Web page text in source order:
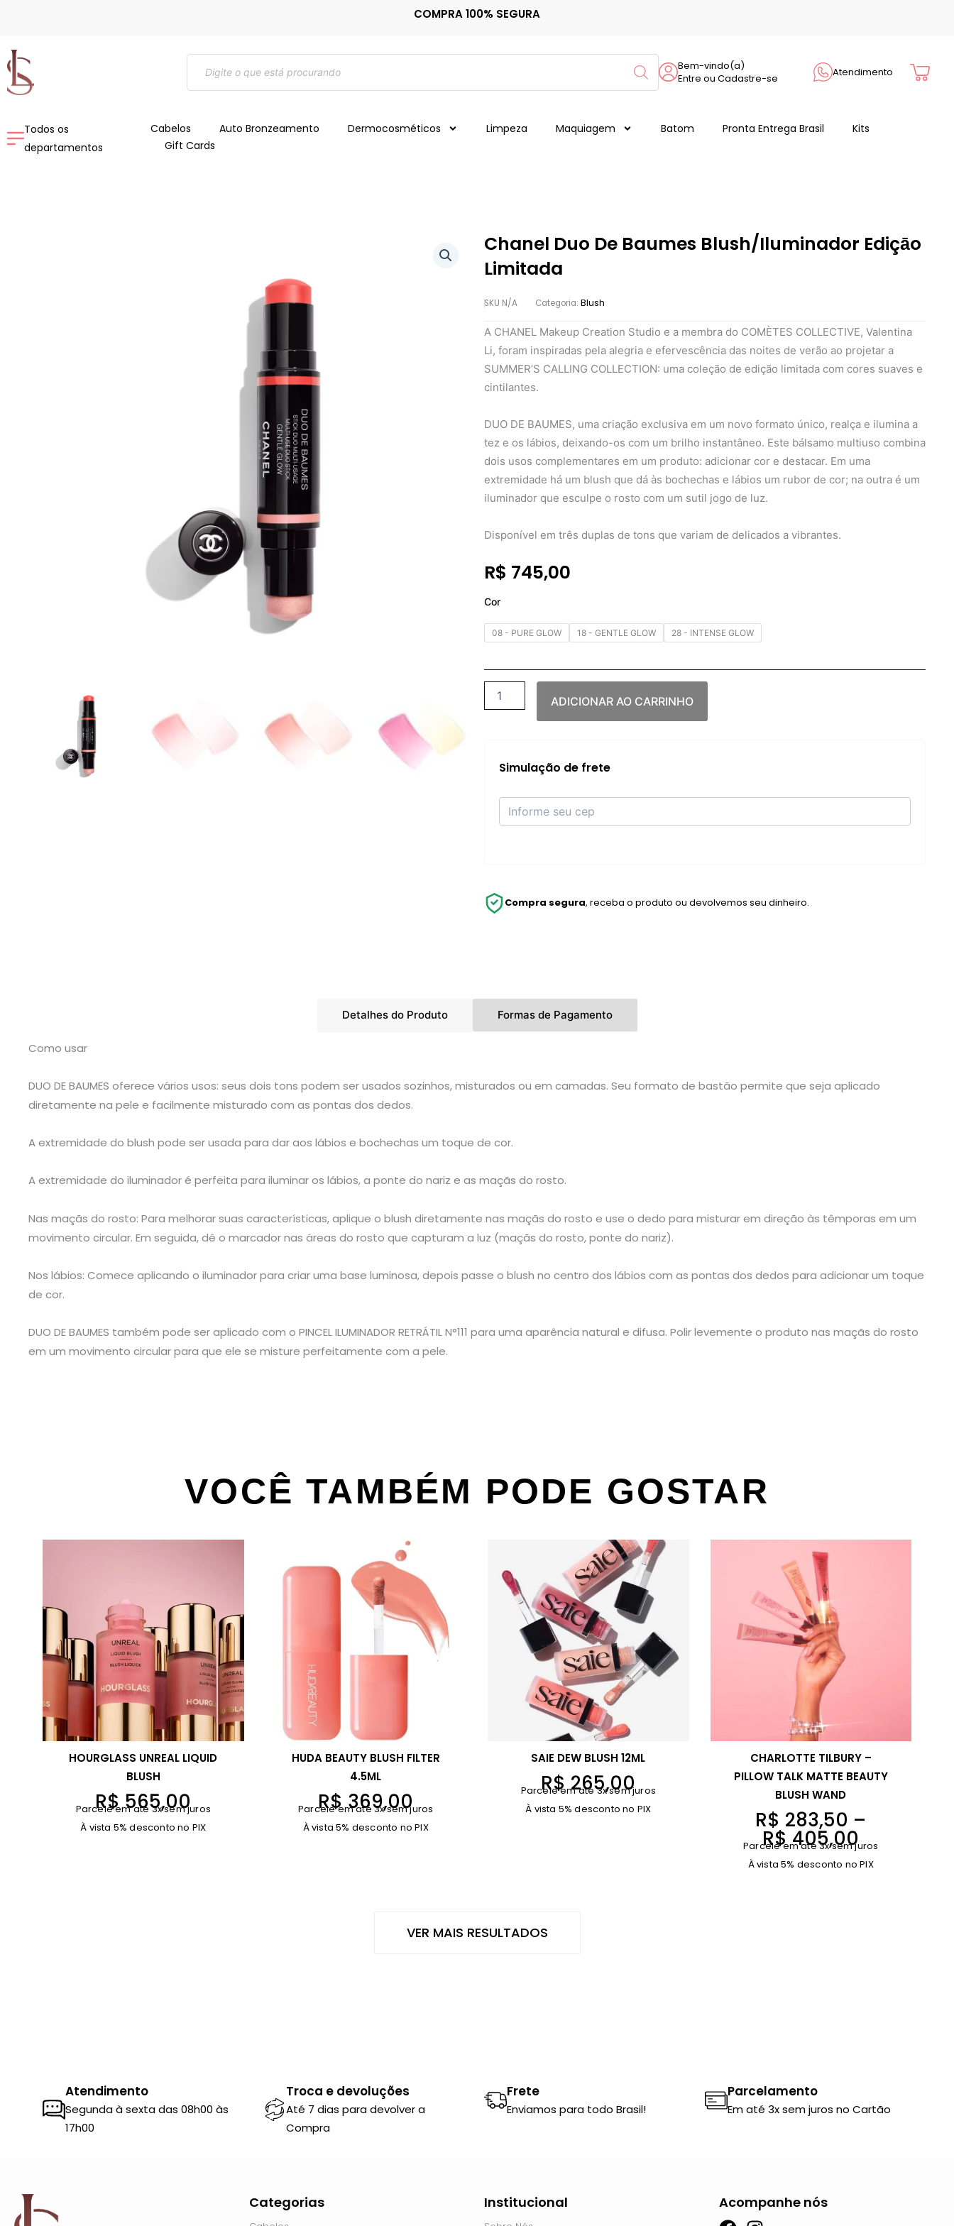
conteúdo
COMPRA 100% SEGURA
Pesquisar
produtos
Bem-vindo(a)
Entre ou Cadastre-se
Atendimento Cart
Todos os
departamentos
Cabelos Auto Bronzeamento Dermocosméticos Limpeza Maquiagem Batom Pronta Entrega Brasil
Kits
Gift Cards
Chanel Duo De Baumes Blush/Iluminador Ediçāo
Limitada
SKU N/A Categoria: Blush
A CHANEL Makeup Creation Studio e a membra do COMÈTES COLLECTIVE, Valentina
Li, foram inspiradas pela alegria e efervescência das noites de verão ao projetar a
SUMMER’S CALLING COLLECTION: uma coleção de edição limitada com cores suaves e
cintilantes.
DUO DE BAUMES, uma criação exclusiva em um novo formato único, realça e ilumina a
tez e os lábios, deixando-os com um brilho instantâneo. Este bálsamo multiuso combina
dois usos complementares em um produto: adicionar cor e destacar. Em uma
extremidade há um blush que dá às bochechas e lábios um rubor de cor; na outra é um
iluminador que esculpe o rosto com um sutil jogo de luz.
Disponível em três duplas de tons que variam de delicados a vibrantes.
R$ 745,00
Cor
08 - PURE GLOW 18 - GENTLE GLOW 28 - INTENSE GLOW
Duo
Baumes
quantidade
ADICIONAR AO CARRINHO
Simulação de frete
Compra segura, receba o produto ou devolvemos seu dinheiro.
Detalhes do Produto Formas de Pagamento
Como usar
DUO DE BAUMES oferece vários usos: seus dois tons podem ser usados sozinhos, misturados ou em camadas. Seu formato de bastão permite que seja aplicado
diretamente na pele e facilmente misturado com as pontas dos dedos.
A extremidade do blush pode ser usada para dar aos lábios e bochechas um toque de cor.
A extremidade do iluminador é perfeita para iluminar os lábios, a ponte do nariz e as maçãs do rosto.
Nas maçãs do rosto: Para melhorar suas características, aplique o blush diretamente nas maçãs do rosto e use o dedo para misturar em direção às têmporas em um
movimento circular. Em seguida, dê o marcador nas áreas do rosto que capturam a luz (maçãs do rosto, ponte do nariz).
Nos lábios: Comece aplicando o iluminador para criar uma base luminosa, depois passe o blush no centro dos lábios com as pontas dos dedos para adicionar um toque
de cor.
DUO DE BAUMES também pode ser aplicado com o PINCEL ILUMINADOR RETRÁTIL N°111 para uma aparência natural e difusa. Polir levemente o produto nas maçãs do rosto
em um movimento circular para que ele se misture perfeitamente com a pele.
VOCÊ TAMBÉM PODE GOSTAR
HOURGLASS UNREAL LIQUID
BLUSH
R$565,00
Parcele em até 3x sem juros
À vista 5% desconto no PIX
HUDA BEAUTY BLUSH FILTER
4.5ML
R$369,00
Parcele em até 3x sem juros
À vista 5% desconto no PIX
SAIE DEW BLUSH 12ML
R$265,00
Parcele em até 3x sem juros
À vista 5% desconto no PIX
CHARLOTTE TILBURY –
PILLOW TALK MATTE BEAUTY
BLUSH WAND
R$ 283,50 –
R$405,00
F
a
i
x
2
Parcele em até 3x sem juros
À vista 5% desconto no PIX
VER MAIS RESULTADOS
Atendimento
Segunda à sexta das 08h00 às
17h00
Troca e devoluções
Até 7 dias para devolver a
Compra
Frete
Enviamos para todo Brasil!
Parcelamento
Em até 3x sem juros no Cartão
Categorias Institucional Acompanhe nós